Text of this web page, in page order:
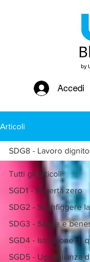
Accedi
Articoli
Tutti gli articoli
SGD1 - Povertà zero
SDG2 - Sconfiggere
SDG3 - Salute e
SGD4 - Istruzione di
SGD5 - Uguaglianza
SDG8 - Lavoro